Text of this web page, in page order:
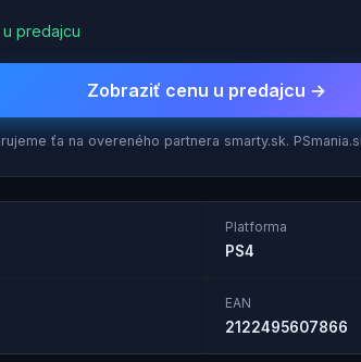
predajcu
Zobraziť cenu u predajcu →
ťa na overeného partnera smarty.sk.
Platforma
PS4
EAN
2122495607866